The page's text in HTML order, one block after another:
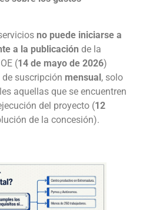
no puede iniciarse a
a la publicación de la
(14 de mayo de 2026)
suscripción mensual, solo
aquellas que se encuentren
del proyecto (12
de la concesión).